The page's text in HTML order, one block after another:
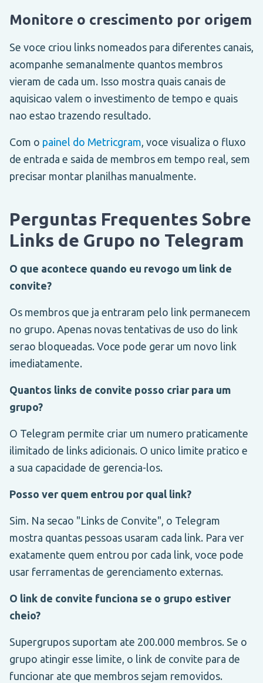
Monitore o crescimento por origem
Se voce criou links nomeados para diferentes canais,
acompanhe semanalmente quantos membros
vieram de cada um. Isso mostra quais canais de
aquisicao valem o investimento de tempo e quais
nao estao trazendo resultado.
Com o painel do Metricgram , voce visualiza o fluxo
de entrada e saida de membros em tempo real, sem
precisar montar planilhas manualmente.
Perguntas Frequentes Sobre
Links de Grupo no Telegram
O que acontece quando eu revogo um link de
convite?
Os membros que ja entraram pelo link permanecem
no grupo. Apenas novas tentativas de uso do link
serao bloqueadas. Voce pode gerar um novo link
imediatamente.
Quantos links de convite posso criar para um
grupo?
O Telegram permite criar um numero praticamente
ilimitado de links adicionais. O unico limite pratico e
a sua capacidade de gerencia-los.
Posso ver quem entrou por qual link?
Sim. Na secao "Links de Convite", o Telegram
mostra quantas pessoas usaram cada link. Para ver
exatamente quem entrou por cada link, voce pode
usar ferramentas de gerenciamento externas.
O link de convite funciona se o grupo estiver
cheio?
Supergrupos suportam ate 200.000 membros. Se o
grupo atingir esse limite, o link de convite para de
funcionar ate que membros sejam removidos.